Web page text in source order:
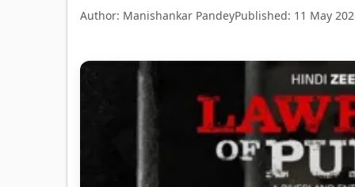
Author: Manishankar PandeyPublished: 11 May